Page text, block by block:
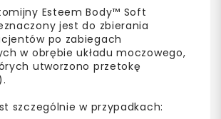
Esteem Body™ Soft
jest do zbierania
po zabiegach
w obrębie układu moczowego,
utworzono przetokę
szczególnie w przypadkach: